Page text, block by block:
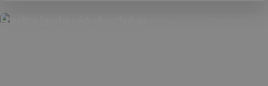
Hydroizolacja dachów